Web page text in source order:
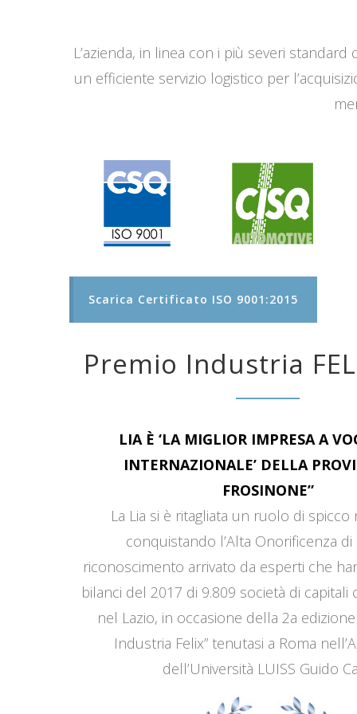
L’azienda, in linea con i più severi
un efficiente servizio logistico per
Scarica Certificato ISO 9001:2015
Premio Industria
LIA È ‘LA MIGLIOR IMPRESA A
INTERNAZIONALE’ DELLA
FROSINONE”
La Lia si è ritagliata un ruolo di
conquistando l’Alta Onorificenza di
riconoscimento arrivato da esperti che
bilanci del 2017 di 9.809 società di capitali
nel Lazio, in occasione della 2a
Industria Felix” tenutasi a Roma
dell’Università LUISS Guido